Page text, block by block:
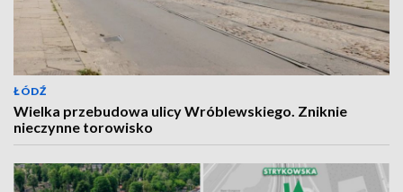
ŁÓDŹ
Wielka przebudowa ulicy Wróblewskiego. Zniknie
nieczynne torowisko